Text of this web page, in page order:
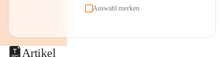
Auswahl merken
Artikel